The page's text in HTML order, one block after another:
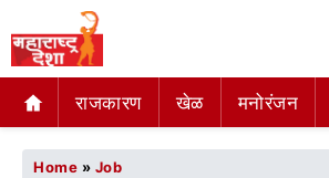
राजकारण खेळ मनोरंजन
Home » Job